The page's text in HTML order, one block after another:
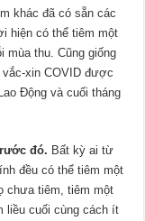
khác đã có sẵn các
hiện có thể tiêm một
mùa thu. Cũng giống
xin COVID được
Động và cuối tháng
đó. Bất kỳ ai từ
đều có thể tiêm một
chưa tiêm, tiêm một
liều cuối cùng cách ít